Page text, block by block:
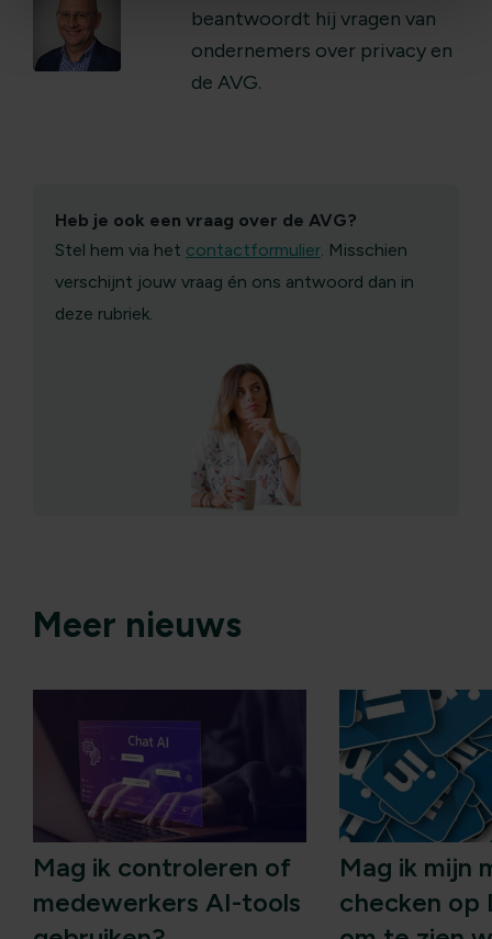
beantwoordt hij vragen van
ondernemers over privacy en
de AVG.
Heb je ook een vraag over de AVG?
Stel hem via het contactformulier. Misschien
verschijnt jouw vraag én ons antwoord dan in
deze rubriek.
Meer nieuws
Mag ik controleren of
medewerkers AI-tools
Mag ik mijn
checken op